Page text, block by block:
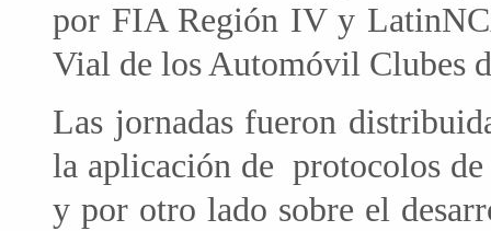
por FIA Región IV y
Vial de los Automóvil Clubes
Las jornadas fueron
la aplicación de protocolos
y por otro lado sobre el